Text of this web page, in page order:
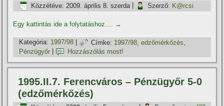
Közzétéve: 2009. április 8. szerda Szerző: K@rcsi
Egy kattintás ide a folytatáshoz.... →
Kategória: 1997/98 | Címke: 1997/98 ,edzőmérkőzés
Pénzügyőr
Hozzászólás most!
1995.II.7. Ferencváros – Pénzügyőr 5-0
(edzőmérkőzés)